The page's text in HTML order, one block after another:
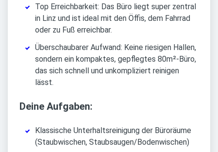
Top Erreichbarkeit: Das Büro liegt super zentral
in Linz und ist ideal mit den Öffis, dem Fahrrad
oder zu Fuß erreichbar.
Überschaubarer Aufwand: Keine riesigen Hallen,
sondern ein kompaktes, gepflegtes 80m²-Büro,
das sich schnell und unkompliziert reinigen
lässt.
Deine Aufgaben:
Klassische Unterhaltsreinigung der Büroräume
(Staubwischen, Staubsaugen/Bodenwischen)